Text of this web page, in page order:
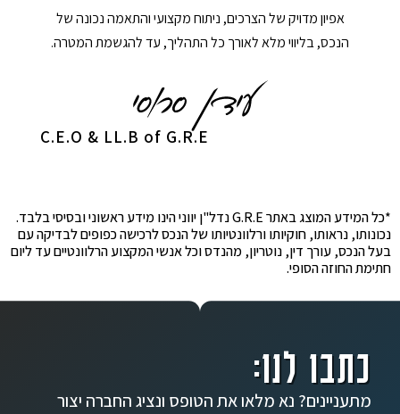
אפיון מדויק של הצרכים, ניתוח מקצועי והתאמה נכונה של
הנכס, בליווי מלא לאורך כל התהליך, עד להגשמת המטרה.
C.E.O & LL.B of G.R.E
*כל המידע המוצג באתר G.R.E נדל"ן יווני הינו מידע ראשוני ובסיסי בלבד.
נכונותו, נראותו, חוקיותו ורלוונטיותו של הנכס לרכישה כפופים לבדיקה עם
בעל הנכס, עורך דין, נוטריון, מהנדס וכל אנשי המקצוע הרלוונטיים עד ליום
חתימת החוזה הסופי.
כתבו לנו:
מתעניינים? נא מלאו את הטופס ונציג החברה יצור